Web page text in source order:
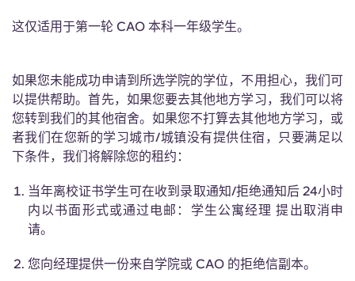
这仅适用于第一轮 CAO 本科一年级学生。
如果您未能成功申请到所选学院的学位，不用担心，我们可
以提供帮助。首先，如果您要去其他地方学习，我们可以将
您转到我们的其他宿舍。如果您不打算去其他地方学习，或
者我们在您新的学习城市/城镇没有提供住宿，只要满足以
下条件，我们将解除您的租约：
当年离校证书学生可在收到录取通知/拒绝通知后 24小时
内以书面形式或通过电邮：学生公寓经理 提出取消申
请。
您向经理提供一份来自学院或 CAO 的拒绝信副本。